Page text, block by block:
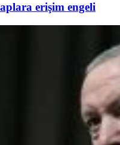
erişim engeli